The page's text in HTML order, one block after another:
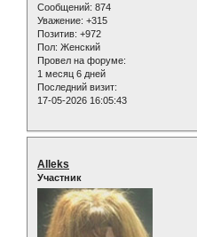
Сообщений: 874
Уважение: +315
Позитив: +972
Пол: Женский
Провел на форуме:
1 месяц 6 дней
Последний визит:
17-05-2026 16:05:43
Alleks
Участник